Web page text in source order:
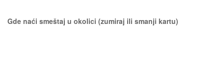
Gde naći smeštaj u okolici (zumiraj ili smanji kartu)